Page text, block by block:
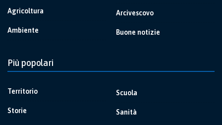
Agricoltura
Ambiente
Arcivescovo
Buone notizie
Più popolari
Territorio
Storie
Scuola
Sanità